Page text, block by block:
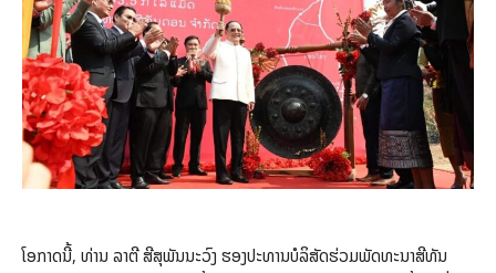
ໂອກາດນີ້, ທ່ານ ລາຕີ ສີສຸພັນນະວົງ ຮອງປະທານບໍລິສັດຮ່ວມພັດທະນາສີທັນ